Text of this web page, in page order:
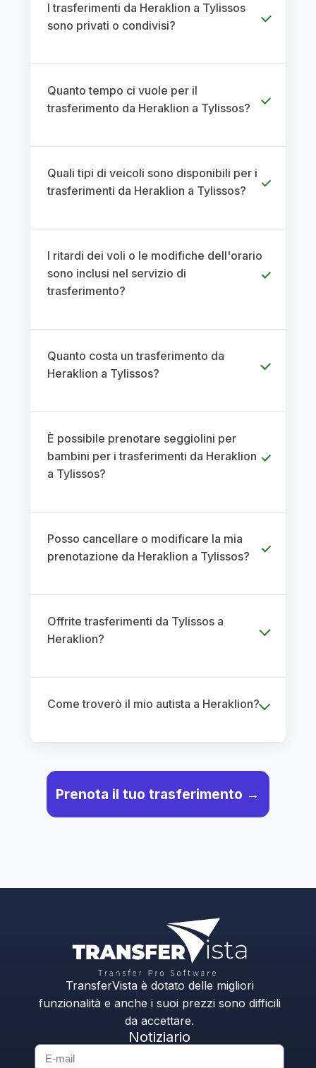
I trasferimenti da Heraklion a Tylissos
sono privati o condivisi?
Quanto tempo ci vuole per il
trasferimento da Heraklion a Tylissos?
Quali tipi di veicoli sono disponibili per i
trasferimenti da Heraklion a Tylissos?
I ritardi dei voli o le modifiche dell'orario
sono inclusi nel servizio di
trasferimento?
Quanto costa un trasferimento da
Heraklion a Tylissos?
È possibile prenotare seggiolini per
bambini per i trasferimenti da Heraklion
a Tylissos?
Posso cancellare o modificare la mia
prenotazione da Heraklion a Tylissos?
Offrite trasferimenti da Tylissos a
Heraklion?
Come troverò il mio autista a Heraklion?
Prenota il tuo trasferimento →
TransferVista è dotato delle migliori
funzionalità e anche i suoi prezzi sono difficili
da accettare.
Notiziario